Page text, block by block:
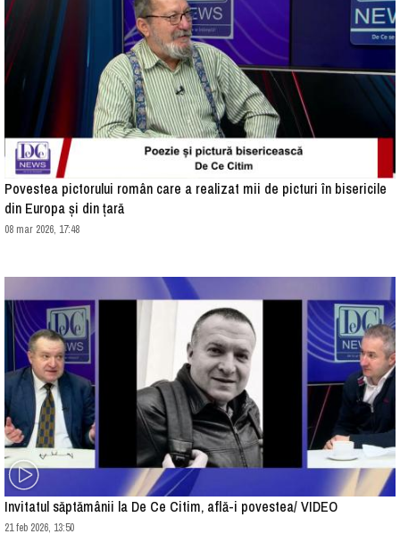
Povestea pictorului român care a realizat mii de picturi în bisericile
din Europa și din țară
08 mar 2026, 17:48
Invitatul săptămânii la De Ce Citim, află-i povestea/ VIDEO
21 feb 2026, 13:50